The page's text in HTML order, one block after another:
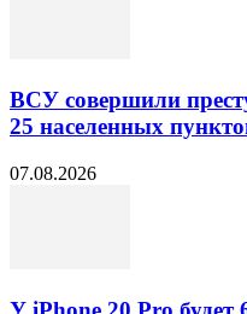
ВСУ совершили
25 населенных
07.08.2026